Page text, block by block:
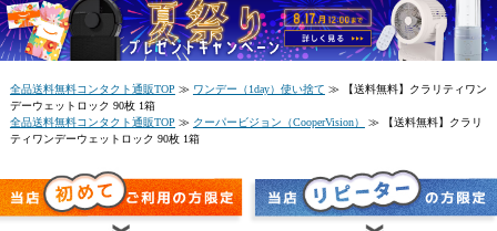
全品送料無料コンタクト通販TOP ≫ ワンデー（1day）使い捨て ≫
【送料無料】クラリティワン
デーウェットロック 90枚 1箱
全品送料無料コンタクト通販TOP ≫ クーパービジョン（CooperVision） ≫
【送料無料】クラリ
ティワンデーウェットロック 90枚 1箱